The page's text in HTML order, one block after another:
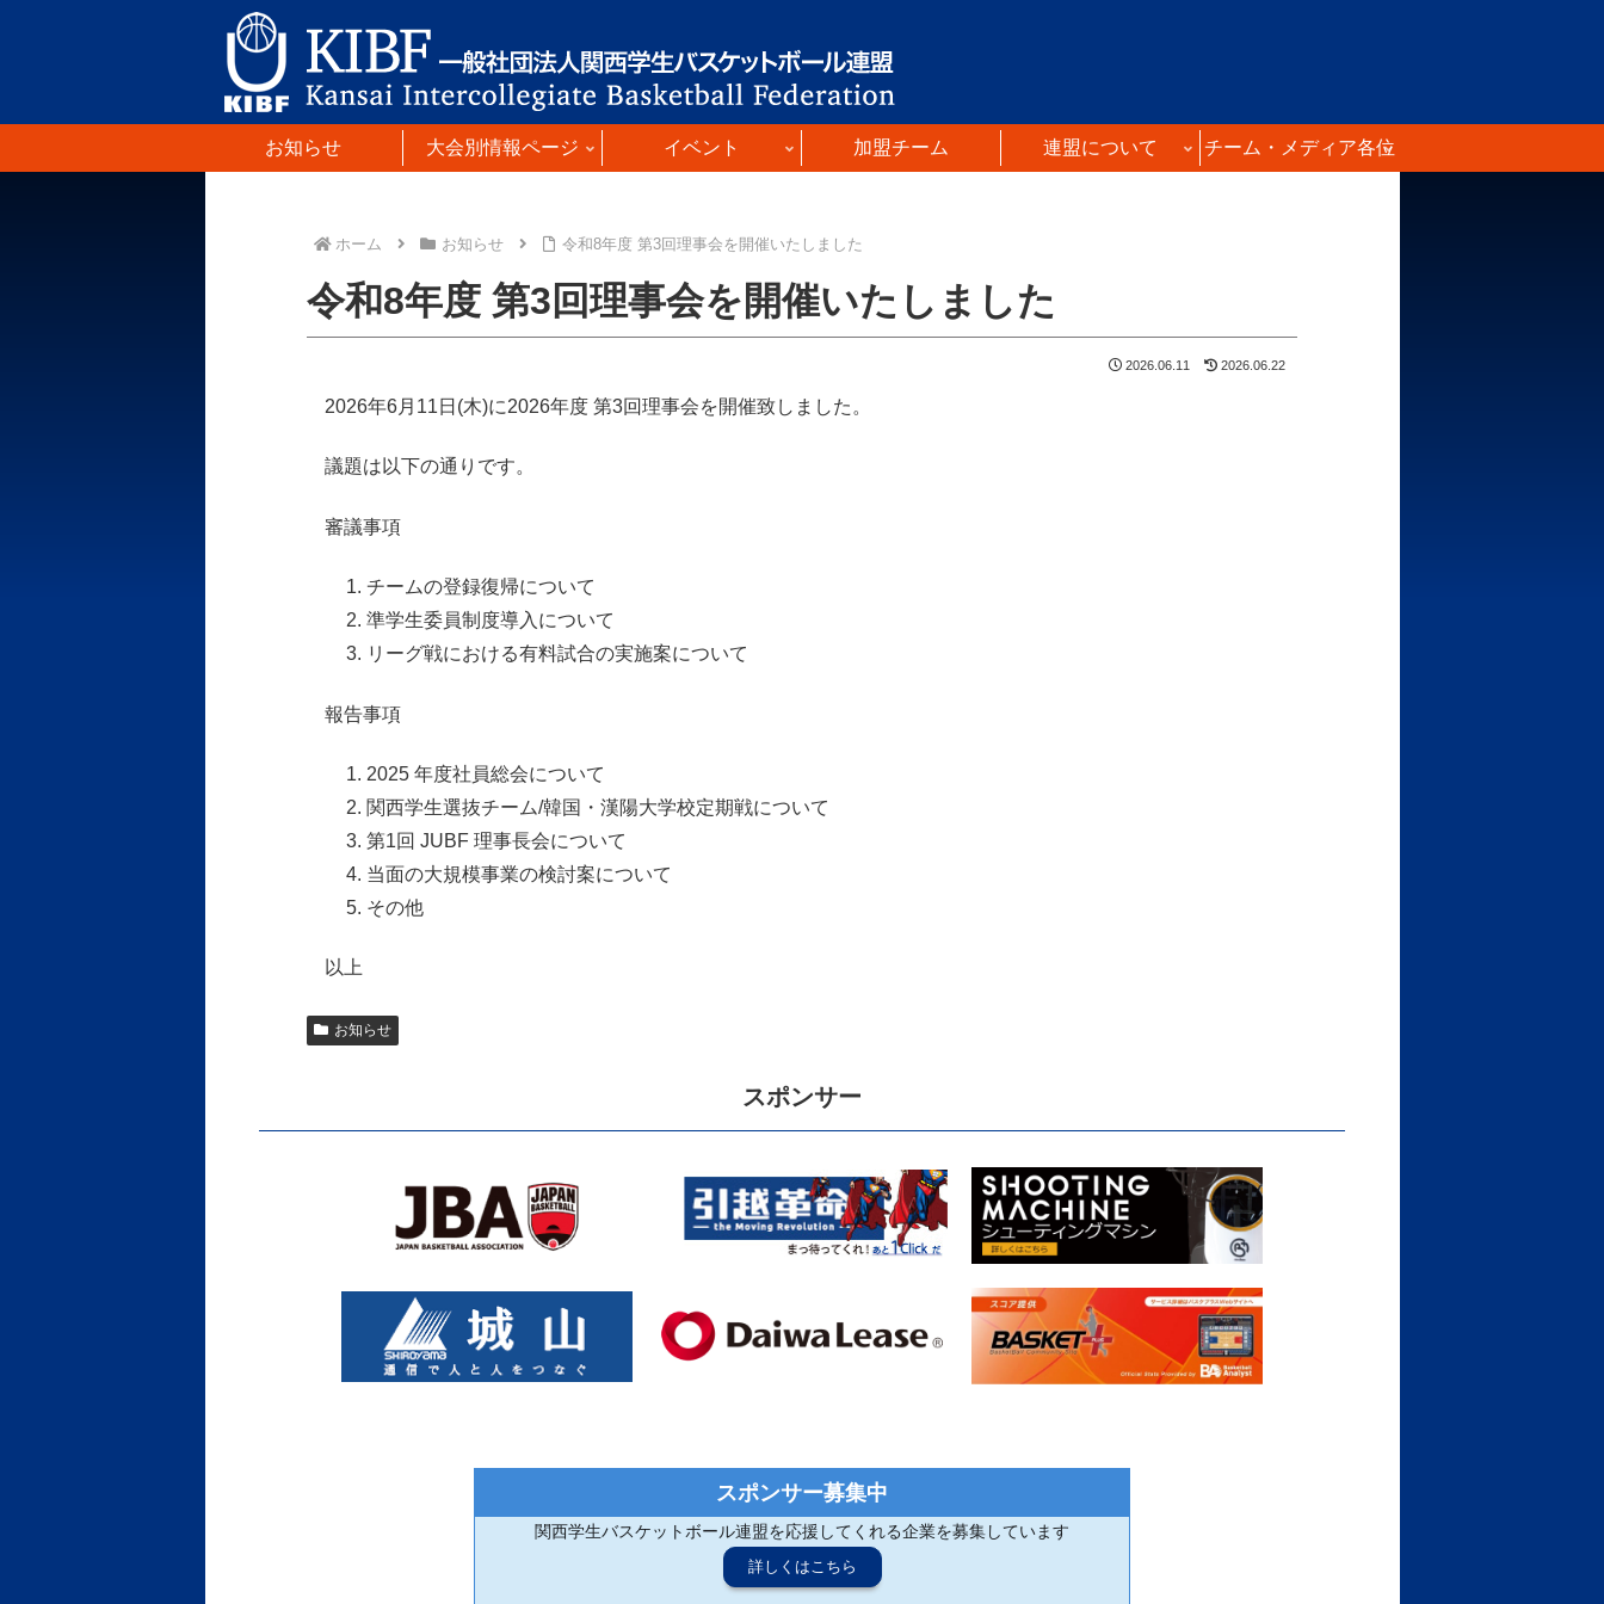
お知らせ 大会別情報ページ イベント 加盟チーム 連盟について チーム・メディア各位
ホーム お知らせ 令和8年度 第3回理事会を開催いたしました
令和8年度 第3回理事会を開催いたしました
2026.06.11 2026.06.22
2026年6月11日(木)に2026年度 第3回理事会を開催致しました。
議題は以下の通りです。
審議事項
チームの登録復帰について
準学生委員制度導入について
リーグ戦における有料試合の実施案について
報告事項
2025 年度社員総会について
関西学生選抜チーム/韓国・漢陽大学校定期戦について
第1回 JUBF 理事長会について
当面の大規模事業の検討案について
その他
以上
お知らせ
スポンサー
スポンサー募集中
関西学生バスケットボール連盟を応援してくれる企業を募集しています
詳しくはこちら